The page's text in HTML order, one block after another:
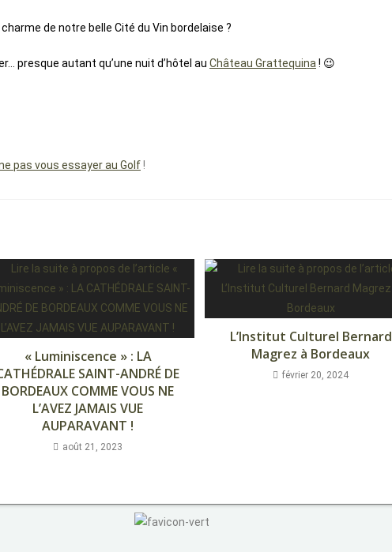
de notre belle Cité du Vin bordelaise ?
presque autant qu’une nuit d’hôtel au Château Grattequina ! 😉
pas vous essayer au Golf!
« Luminiscence » : LA
SAINT-ANDRÉ DE
BORDEAUX COMME VOUS NE
L’AVEZ JAMAIS VUE
AUPARAVANT !
août 21, 2023
L’Institut Culturel Bernard
Magrez à Bordeaux
février 20, 2024